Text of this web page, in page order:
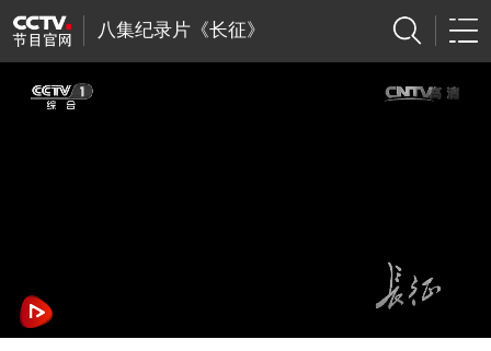
八集纪录片《长征》